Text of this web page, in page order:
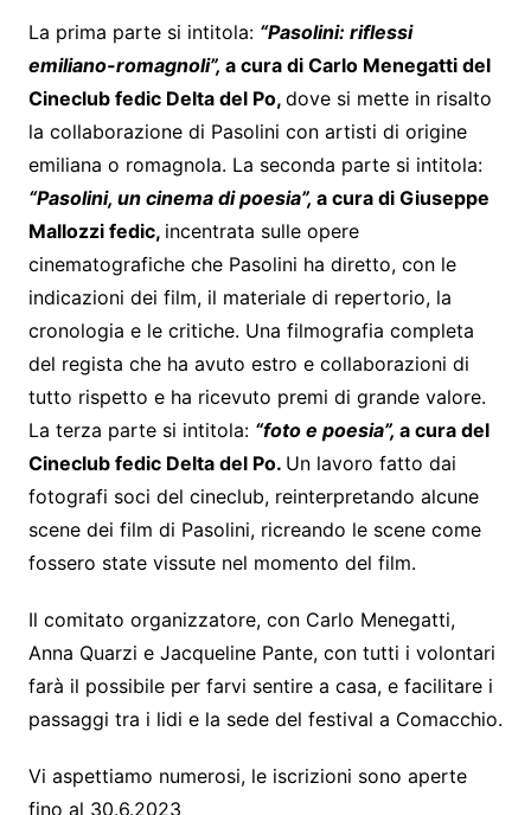
La prima parte si intitola: “Pasolini: riflessi
emiliano-romagnoli”, a cura di Carlo Menegatti del
Cineclub fedic Delta del Po, dove si mette in risalto
la collaborazione di Pasolini con artisti di origine
emiliana o romagnola. La seconda parte si intitola:
“Pasolini, un cinema di poesia”, a cura di Giuseppe
Mallozzi fedic, incentrata sulle opere
cinematografiche che Pasolini ha diretto, con le
indicazioni dei film, il materiale di repertorio, la
cronologia e le critiche. Una filmografia completa
del regista che ha avuto estro e collaborazioni di
tutto rispetto e ha ricevuto premi di grande valore.
La terza parte si intitola: “foto e poesia”, a cura del
Cineclub fedic Delta del Po. Un lavoro fatto dai
fotografi soci del cineclub, reinterpretando alcune
scene dei film di Pasolini, ricreando le scene come
fossero state vissute nel momento del film.
Il comitato organizzatore, con Carlo Menegatti,
Anna Quarzi e Jacqueline Pante, con tutti i volontari
farà il possibile per farvi sentire a casa, e facilitare i
passaggi tra i lidi e la sede del festival a Comacchio.
Vi aspettiamo numerosi, le iscrizioni sono aperte
fino al 30.6.2023